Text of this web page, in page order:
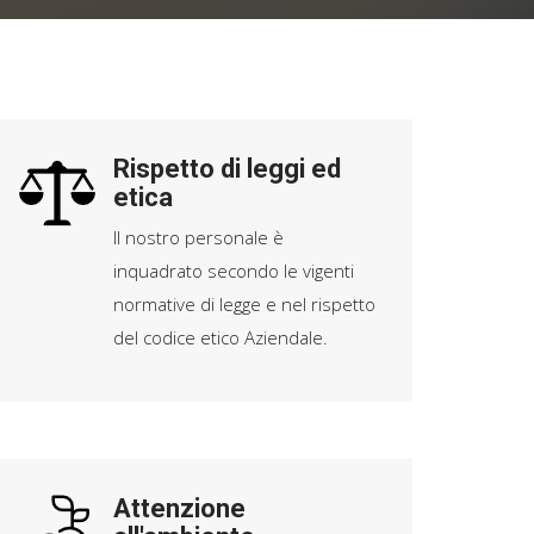
Rispetto di leggi ed
etica
Il nostro personale è
inquadrato secondo le vigenti
normative di legge e nel rispetto
del codice etico Aziendale.
Attenzione